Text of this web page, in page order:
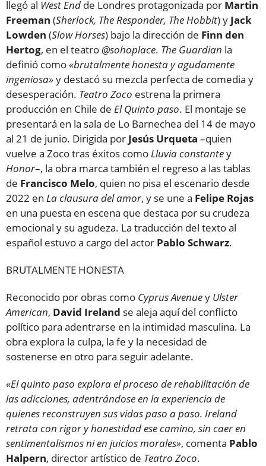
llegó al West End de Londres protagonizada por Martin
Freeman (Sherlock, The Responder, The Hobbit) y Jack
Lowden (Slow Horses) bajo la dirección de Finn den
Hertog, en el teatro @sohoplace. The Guardian la
definió como«brutalmente honesta y agudamente
ingeniosa»y destacó su mezcla perfecta de comedia y
desesperación. Teatro Zoco estrena la primera
producción en Chile de El Quinto paso. El montaje se
presentará en la sala de Lo Barnechea del 14 de mayo
al 21 de junio. Dirigida por Jesús Urqueta –quien
vuelve a Zoco tras éxitos comoLluvia constantey
Honor–, la obra marca también el regreso a las tablas
de Francisco Melo, quien no pisa el escenario desde
2022 en La clausura del amor, y se une a Felipe Rojas
en una puesta en escena que destaca por su crudeza
emocional y su agudeza. La traducción del texto al
español estuvo a cargo del actor Pablo Schwarz.
BRUTALMENTE HONESTA
Reconocido por obras como Cyprus Avenuey Ulster
American, David Ireland se aleja aquí del conflicto
político para adentrarse en la intimidad masculina. La
obra explora la culpa, la fe y la necesidad de
sostenerse en otro para seguir adelante.
«El quinto paso explora el proceso de rehabilitación de
las adicciones, adentrándose en la experiencia de
quienes reconstruyen sus vidas paso a paso. Ireland
retrata con rigor y honestidad ese camino, sin caer en
sentimentalismos ni en juicios morales», comenta Pablo
Halpern, director artístico de Teatro Zoco.